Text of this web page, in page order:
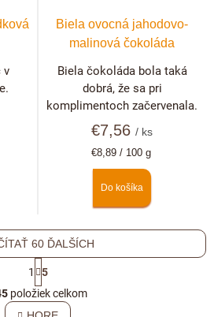
v
Biela ovocná jahodovo-
malinová čokoláda
€7,56/ ks
Jednotková
€8,89 / 100 g
Do košíka
Biela čokoláda bola taká
dobrá, že sa pri
komplimentoch začervenala.
O
v
60 ĎALŠÍCH
S
t
r
á
1
5
položiek celkom